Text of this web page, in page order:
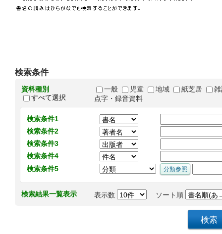
検索条件
資料種別
すべて選択
一般 児童 地域 紙芝居
点字・録音資料
検索条件1
検索条件2
検索条件3
検索条件4
検索条件5
検索結果一覧表示 表示数 ソート順